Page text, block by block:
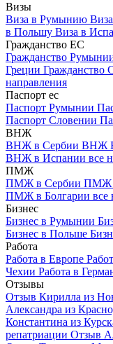
Визы
Виза в Румынию
в Польшу Виза в
Гражданство ЕС
Гражданство
Греции Гражданство
направления
Паспорт ес
Паспорт Румынии
Паспорт Словении
ВНЖ
ВНЖ в Сербии ВНЖ
ВНЖ в Испании все
ПМЖ
ПМЖ в Сербии ПМЖ
ПМЖ в Болгарии все
Бизнес
Бизнес в Румынии
Бизнес в Польше
Работа
Работа в Европе
Чехии Работа в
Отзывы
Отзыв Кирилла из
Александра из
Константина из
репатриации Отзыв